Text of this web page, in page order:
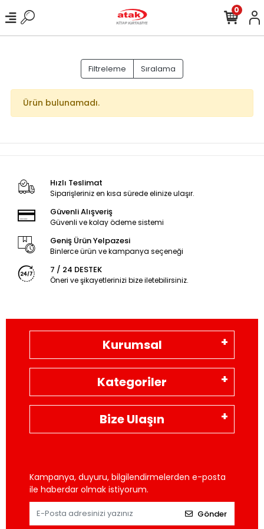
0
Filtreleme Sıralama
Ürün bulunamadı.
Hızlı Teslimat
Siparişleriniz en kısa sürede elinize ulaşır.
Güvenli Alışveriş
Güvenli ve kolay ödeme sistemi
Geniş Ürün Yelpazesi
Binlerce ürün ve kampanya seçeneği
7 / 24 DESTEK
Öneri ve şikayetlerinizi bize iletebilirsiniz.
Kurumsal
Kategoriler
Bize Ulaşın
Kampanya, duyuru, bilgilendirmelerden e-posta
ile haberdar olmak istiyorum.
Gönder